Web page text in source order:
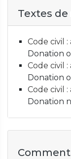
Textes
Code civil :
Donation
Code civil :
Donation
Code civil :
Donation
Comment